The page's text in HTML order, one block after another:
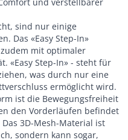
sind nur einige
Das «Easy Step-In»
zudem mit optimaler
«Easy Step-In» - steht für
was durch nur eine
ermöglicht wird.
ist die Bewegungsfreiheit
den Vorderläufen befindet
3D-Mesh-Material ist
sondern kann sogar,